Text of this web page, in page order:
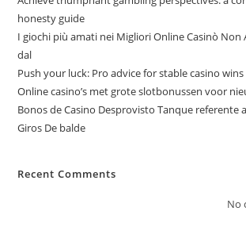
honesty guide
I giochi più amati nei Migliori Online Casinò Non
dal
Push your luck: Pro advice for stable casino wins
Online casino’s met grote slotbonussen voor
Bonos de Casino Desprovisto Tanque referente
Giros De balde
Recent Comments
No